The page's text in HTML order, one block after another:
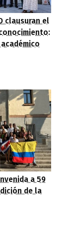
clausuran el
a 59
de la